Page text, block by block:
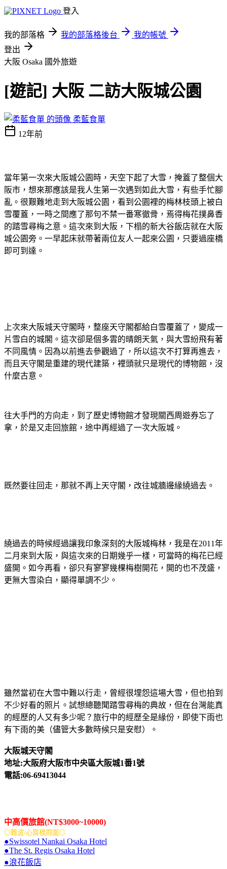
登入
我的部落格 我的部落格後台
我的帳號
登出
大阪 Osaka 國外旅遊
[遊記] 大阪 二訪大阪城公園
柔藍食單
12年前
當年第一次來大阪城公園時，天空下起了大雪，掩蓋了整個大
阪市，想來那應該是我人生第一次遇到如此大雪，有些手忙腳
亂。很艱難地走到大阪城公園，看到公園裡的梅林枝頭上被白
雪覆蓋，一時之間應了那句不禁一番寒徹骨，焉得梅花撲鼻香
的踏雪尋梅之意。這次來到大阪，下榻的新大谷飯店就在大阪
城公園旁。一早起床就帶著兩位友人一起來公園，只要過座橋
即可到達。
上次來大阪城天守閣時，整座天守閣都給白雪覆蓋了，變成一
片雪白的城閣。這次卻是個多雲的晴朗天氣，與大雪紛飛有著
不同風情。因為以前進去參觀過了，所以這次不打算再進去，
而且天守閣是重建的現代建築，裡頭就只是現代的博物館，沒
什麼古意。
往大手門的方向走，到了歷史博物館才發現關西周遊券忘了
拿，於是又走回旅館，途中再經過了一次大阪城。
既然要往回走，那就不再上天守閣，改往城牆邊緣繞過去。
繞過去的時候經過讓我印象深刻的大阪城梅林，我是在2011年
二月來到大阪，與這次來的日期幾乎一樣，可當時的梅花已經
盛開。如今再看，卻只有寥寥幾棵梅樹開花，開的也不茂盛，
更無大雪染白，顯得單調不少。
雖然當初在大雪中難以行走，曾經很埋怨這場大雪，但也拍到
不少好看的照片。試想總聽聞踏雪尋梅的典故，但在台灣能真
的經歷的人又有多少呢？旅行中的經歷全是緣份，即使下雨也
有下雨的美（儘管大多數時候只是安慰）。
大阪城天守閣
地址:大阪府大阪市中央區大阪城1番1號
電話:06-69413044
中高價旅館(NT$3000~10000)
◎難波/心齋橋周圍◎
●Swissotel Nankai Osaka Hotel
●The St. Regis Osaka Hotel
●浪花飯店